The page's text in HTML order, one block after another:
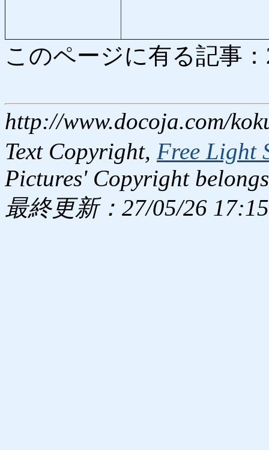
このページに有る記事
http://www.docoja.com/
Text Copyright, Free Light
Pictures' Copyright
最終更新：27/05/26 17:15